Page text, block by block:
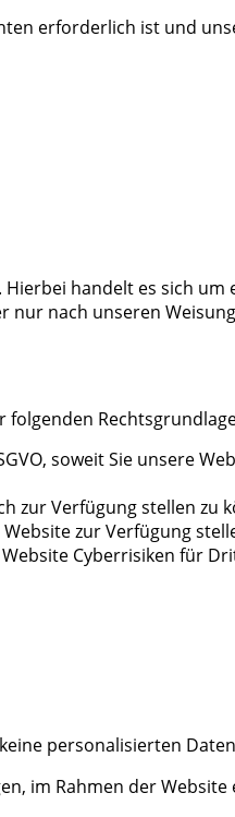
erforderlich ist und
handelt es sich
nur nach unseren
soweit Sie unsere
zur Verfügung stellen zu
zur Verfügung
Cyberrisiken für
personalisierten
im Rahmen der Website